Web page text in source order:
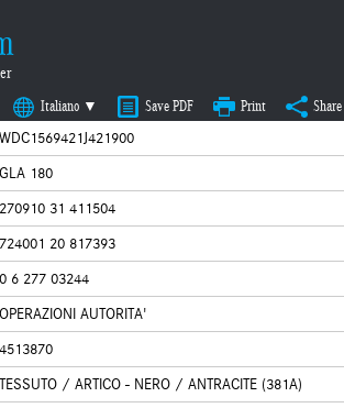
Italiano ▼ Save PDF Print Share
WDC1569421J421900
GLA 180
270910 31 411504
724001 20 817393
0 6 277 03244
OPERAZIONI AUTORITA'
4513870
TESSUTO / ARTICO - NERO / ANTRACITE (381A)